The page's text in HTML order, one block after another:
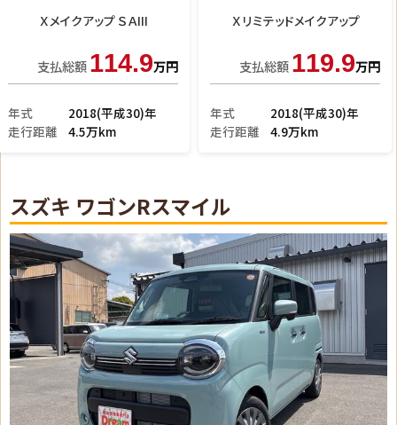
Ｇブラックインテリアリミ
支払総額136.9万円
年式
2019(平成31)年
走行距離
4.8万km
Ｘメイクアップ ＳＡII
支払総額98万円
年式
2016(平成28)年
走行距離
3.3万km
スズキ ワゴンRスマイル